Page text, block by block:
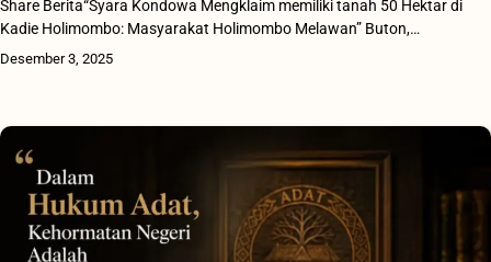
Share Berita“Syara Kondowa Mengklaim memiliki tanah 50 Hektar di
Kadie Holimombo: Masyarakat Holimombo Melawan” Buton,…
Desember 3, 2025